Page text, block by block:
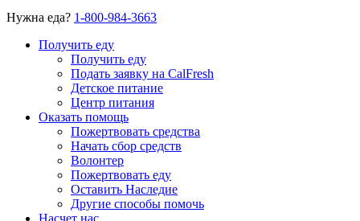
Нужна еда? 1-800-984-3663
Получить еду
Получить еду
Подать заявку на CalFresh
Детское питание
Центр питания
Оказать помощь
Пожертвовать средства
Начать сбор средств
Волонтер
Пожертвовать еду
Оставить Наследие
Другие способы помочь
Насчет нас